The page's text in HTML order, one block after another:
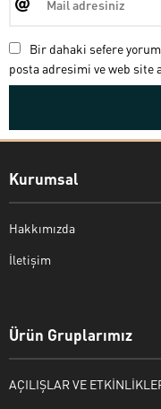
Bir dahaki sefere yorum
posta adresimi ve web site
Kurumsal
Hakkımızda
İletişim
Ürün Gruplarımız
AÇILIŞLAR VE